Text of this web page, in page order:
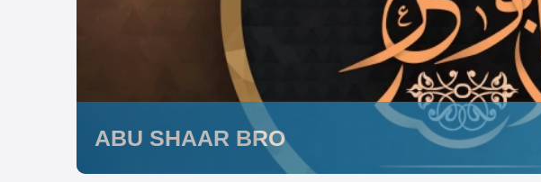
ABU SHAAR BRO